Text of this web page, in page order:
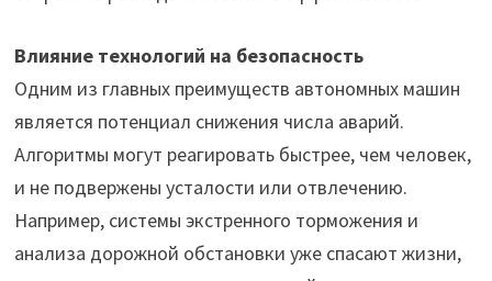
Влияние технологий на безопасность
Одним из главных преимуществ автономных машин
является потенциал снижения числа аварий.
Алгоритмы могут реагировать быстрее, чем человек,
и не подвержены усталости или отвлечению.
Например, системы экстренного торможения и
анализа дорожной обстановки уже спасают жизни,